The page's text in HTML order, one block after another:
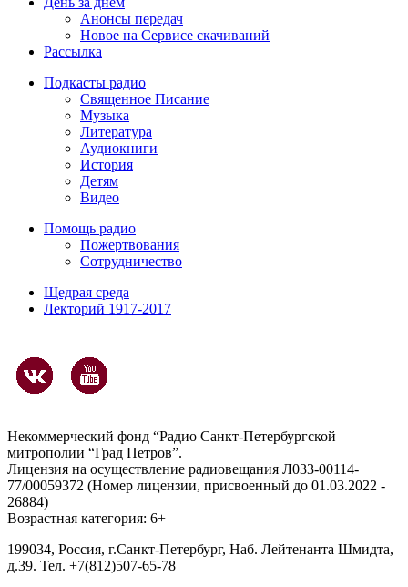
Анонсы передач
Новое на Сервисе скачиваний
Рассылка
Подкасты радио
Священное Писание
Музыка
Литература
Аудиокниги
История
Детям
Видео
Помощь радио
Пожертвования
Сотрудничество
Щедрая среда
Лекторий 1917-2017
Некоммерческий фонд “Радио Санкт-Петербургской
митрополии “Град Петров”.
Лицензия на осуществление радиовещания Л033-00114-
77/00059372 (Номер лицензии, присвоенный до 01.03.2022 -
26884)
Возрастная категория: 6+
199034, Россия, г.Санкт-Петербург, Наб. Лейтенанта Шмидта,
д.39. Тел. +7(812)507-65-78